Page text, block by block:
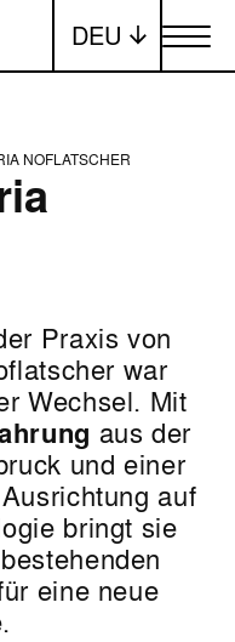
DEU Menü
NOFLATSCHER
Praxis von
war
Wechsel. Mit
aus der
und einer
auf
bringt sie
eine neue